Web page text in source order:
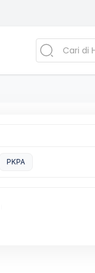
PKPA